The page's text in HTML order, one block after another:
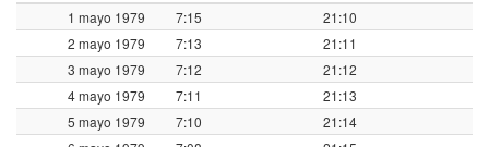
1 mayo 1979 7:15
21:10
2 mayo 1979
7:13
21:11
3 mayo 1979
7:12
21:12
4 mayo 1979
7:11
21:13
5 mayo 1979
7:10
21:14